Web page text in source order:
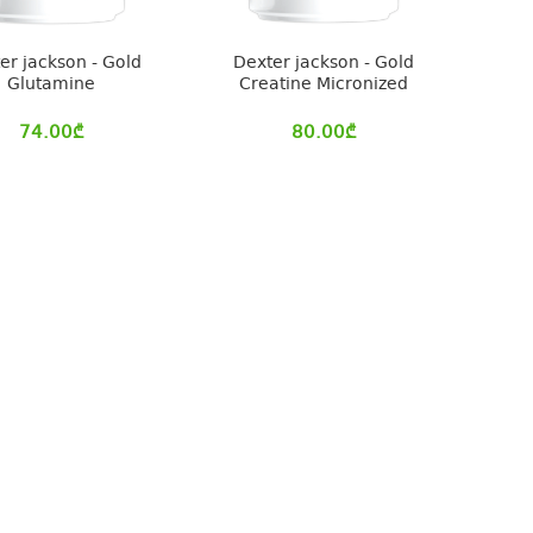
jackson - Gold
Glutamine
74.00₾
Dexter jackson - Gold
Creatine Micronized
80.00₾